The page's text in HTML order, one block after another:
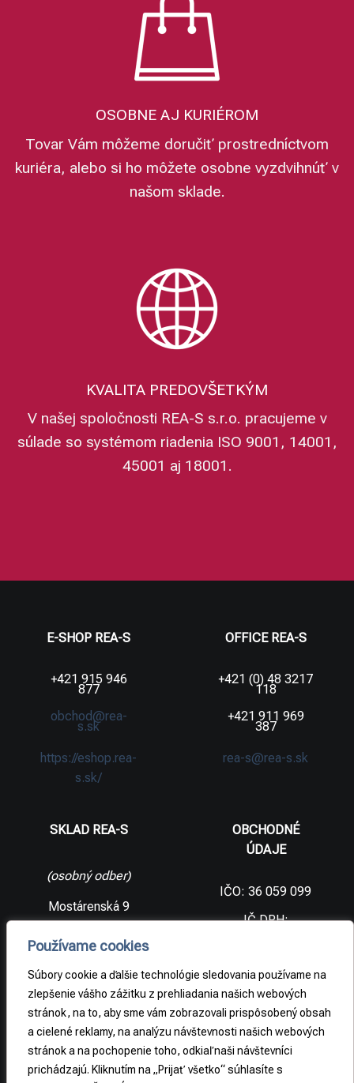
Používame cookies
Súbory cookie a ďalšie technológie sledovania používame na
zlepšenie vášho zážitku z prehliadania našich webových
stránok, na to, aby sme vám zobrazovali prispôsobený obsah
a cielené reklamy, na analýzu návštevnosti našich webových
stránok a na pochopenie toho, odkiaľ naši návštevníci
prichádzajú. Kliknutím na „Prijať všetko“ súhlasíte s
OSOBNE AJ KURIÉROM
Tovar Vám môžeme doručiť prostredníctvom
kuriéra, alebo si ho môžete osobne vyzdvihnúť v
našom sklade.
KVALITA PREDOVŠETKÝM
V našej spoločnosti REA-S s.r.o. pracujeme v
súlade so systémom riadenia ISO 9001, 14001,
45001 aj 18001.
E-SHOP REA-S
+421 915 946
877
obchod@rea-
s.sk
https://eshop.rea-
s.sk/
OFFICE REA-S
+421 (0) 48 3217
118
+421 911 969
387
rea-s@rea-s.sk
SKLAD REA-S
(osobný odber)
Mostárenská 9
republika
OBCHODNÉ
ÚDAJE
IČO: 36 059 099
IČ DPH:
2021733065
PRÁVNE
INFORMÁCIE
Obchodné